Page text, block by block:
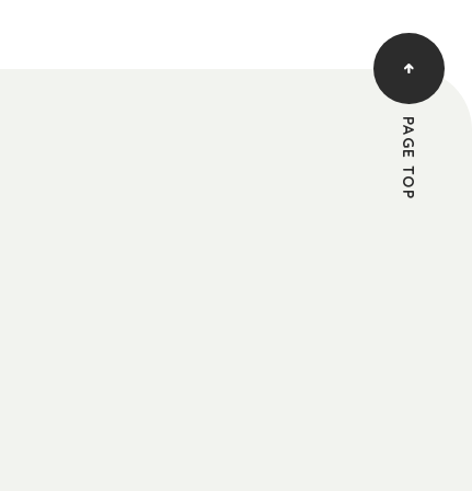
できません。
一切の責任を負わないものとします。
連絡するものとします。
た場合においては、メールマガジン登
PAGE TOP